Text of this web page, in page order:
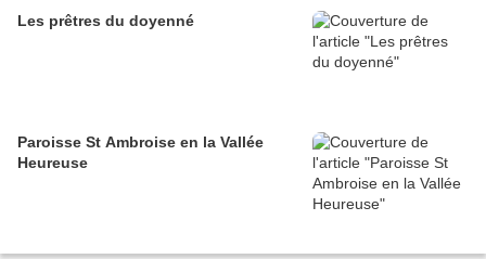
Les prêtres du doyenné
Paroisse St Ambroise en la Vallée
Heureuse